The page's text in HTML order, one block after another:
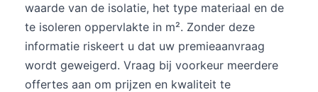
waarde van de isolatie, het type materiaal en de
te isoleren oppervlakte in m². Zonder deze
informatie riskeert u dat uw premieaanvraag
wordt geweigerd. Vraag bij voorkeur meerdere
offertes aan om prijzen en kwaliteit te